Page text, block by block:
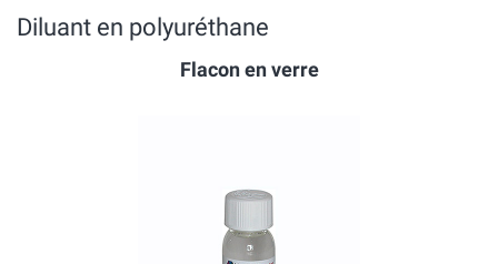
Diluant en polyuréthane
Flacon en verre